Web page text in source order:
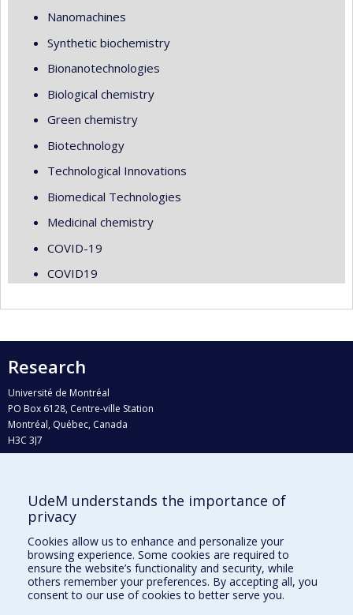
Nanomachines
Synthetic biochemistry
Bionanotechnologies
Biological chemistry
Green chemistry
Biotechnology
Technological Innovations
Biomedical Technologies
Medicinal chemistry
COVID-19
COVID19
Research
Université de Montréal
PO Box 6128, Centre-ville Station
Montréal, Québec, Canada
H3C 3J7
Who does what?
Find us
Site map
Accessibility
UdeM understands the importance of
privacy
Cookies allow us to enhance and personalize your
browsing experience. Some cookies are required to
ensure the website’s functionality and security, while
others remember your preferences. By accepting all, you
consent to our use of cookies to better serve you.